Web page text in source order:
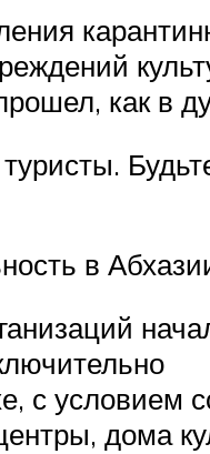
как в
в
с условием
дома